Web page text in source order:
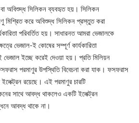
অবিশুদ্ধ সিলিকন ব্যবহৃত হয়। সিলিকন
মিশ্রিত করে অবিশুদ্ধ সিলিকন প্রস্তুত করা
পরিবর্তিত হয়। সাধারনত আমরা ভেজালকে
ভেজাল-ই কোষের সম্পূর্ণ কার্যকারিতা
ইচ্ছে করেই দেওয়া হয়। প্রতি মিলিয়ন
পরমাণুর উপস্থিতি বিবেচনা করা যাক। ফসফরাস
রয়েছে। এই পরমাণুর চারটি
সাথে আবদ্ধ থাকলেও একটি ইলেক্ট্রন
আবদ্ধ থাকে না।